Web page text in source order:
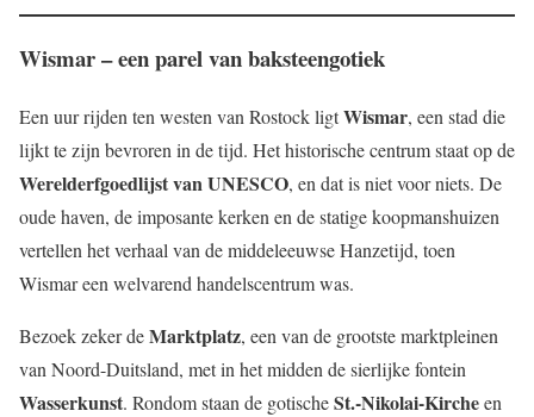
Wismar – een parel van baksteengotiek
Een uur rijden ten westen van Rostock ligtWismar, een stad die
lijkt te zijn bevroren in de tijd. Het historische centrum staat op de
Werelderfgoedlijst van UNESCO, en dat is niet voor niets. De
oude haven, de imposante kerken en de statige koopmanshuizen
vertellen het verhaal van de middeleeuwse Hanzetijd, toen
Wismar een welvarend handelscentrum was.
Bezoek zeker deMarktplatz, een van de grootste marktpleinen
van Noord-Duitsland, met in het midden de sierlijke fontein
Wasserkunst. Rondom staan de gotischeSt.-Nikolai-Kircheen